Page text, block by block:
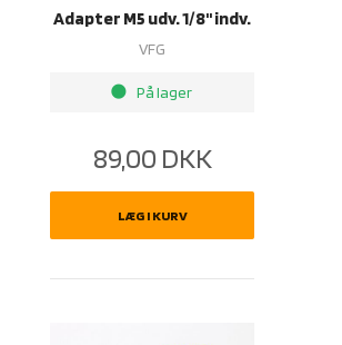
Adapter M5 udv. 1/8'' indv.
VFG
brightness_1 På lager
89,00 DKK
LÆG I KURV